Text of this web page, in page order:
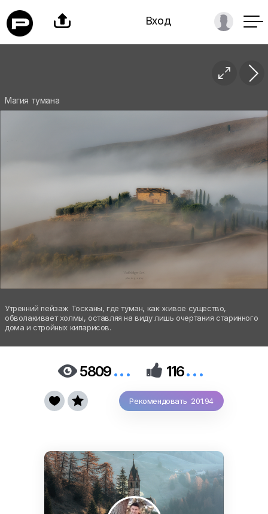
 Вход

Магия тумана
Утренний пейзаж Тосканы, где туман, как живое существо,
обволакивает холмы, оставляя на виду лишь очертания старинного
дома и стройных кипарисов.
5809...  116...
Рекомендовать 201.94
 